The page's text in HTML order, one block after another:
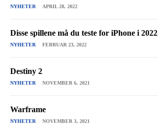
NYHETER APRIL 28, 2022
Disse spillene må du teste for iPhone i 2022
NYHETER FEBRUAR 23, 2022
Destiny 2
NYHETER NOVEMBER 6, 2021
Warframe
NYHETER NOVEMBER 3, 2021